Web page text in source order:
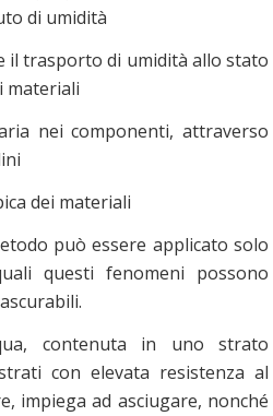
di umidità
il trasporto di umidità allo stato
materiali
nei componenti, attraverso
dei materiali
può essere applicato solo
questi fenomeni possono
contenuta in uno strato
con elevata resistenza al
impiega ad asciugare, nonché